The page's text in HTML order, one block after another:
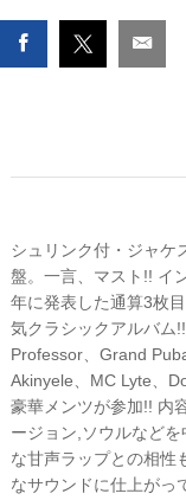
Edition)
数
シュリンク付・ジャケ
盤。一言、マスト!! イ
年に発表した通算3枚
気クラシックアルバム
Professor、Grand
Akinyele、MC Lyte、
豪華メンツが参加!! 内
ージョン,ソウルなど
な甘声ラップとの相性
なサウンドに仕上がっ